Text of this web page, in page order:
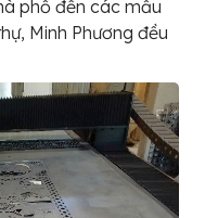
phố đến các mẫu
Minh Phương đều